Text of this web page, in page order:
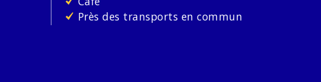
Près des transports en commun